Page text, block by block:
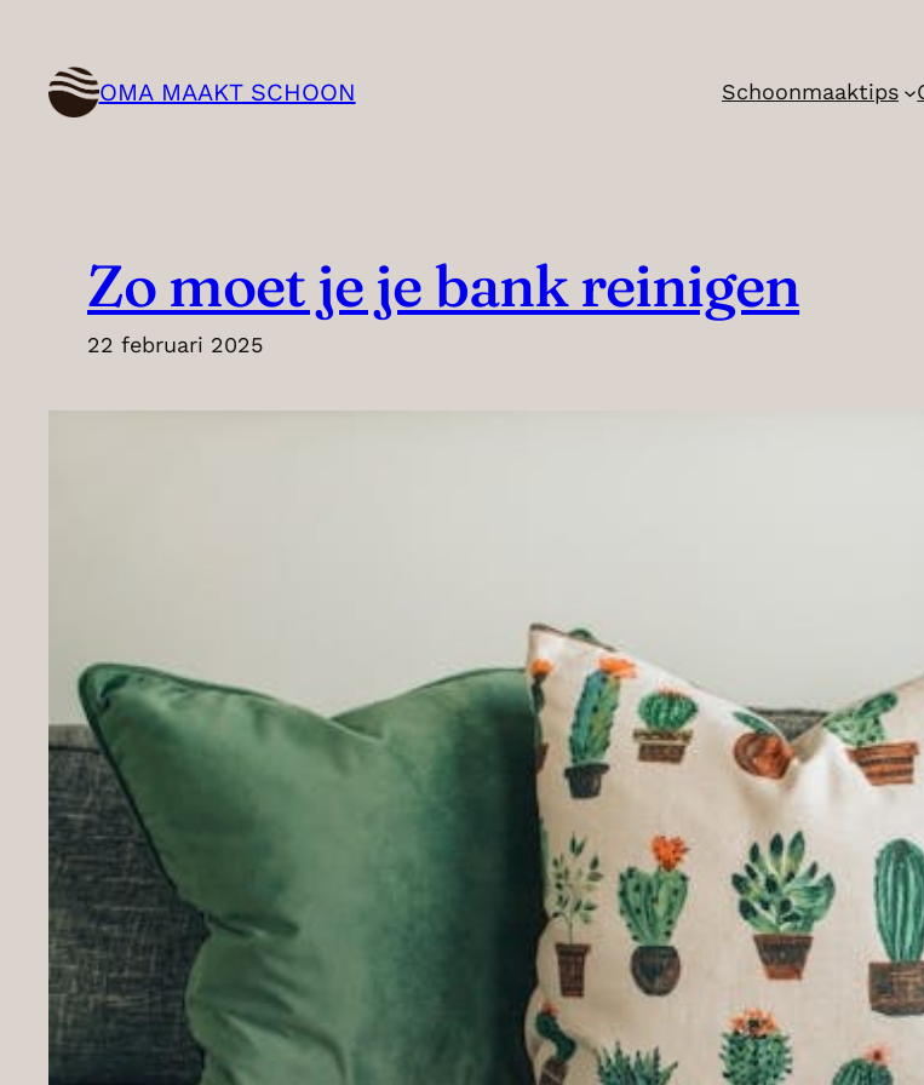
OMA MAAKT SCHOON Schoonmaaktips
Zo moet je je bank reinigen
22 februari 2025